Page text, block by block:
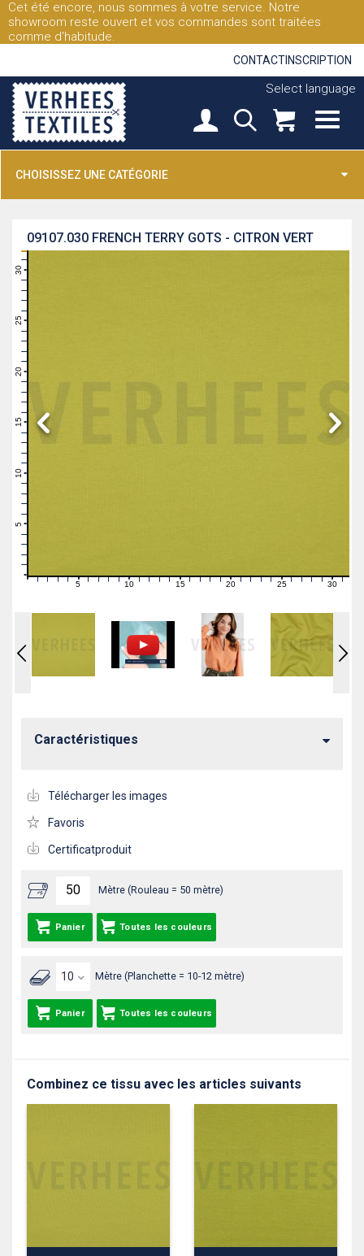
Cet été encore, nous sommes à votre service. Notre
showroom reste ouvert et vos commandes sont traitées
comme d'habitude.
CONTACT INSCRIPTION
Select language
CHOISISSEZ UNE CATÉGORIE
FRENCH TERRY GOTS - CITRON VERT
09107.030
11
16
21
26
1 2 3 4 6 7 89 11121314 16171819 21222324 26272829 31
Mètre (Rouleau = 50 mètre)
Panier Toutes les couleurs
Mètre (Planchette = 10-12 mètre)
Panier Toutes les couleurs
Caractéristiques
Télécharger les images
Favoris
Certificatproduit
Combinez ce tissu avec les articles suivants